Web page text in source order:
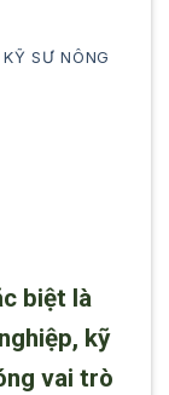
KỸ SƯ NÔNG
biệt là
kỹ
vai trò